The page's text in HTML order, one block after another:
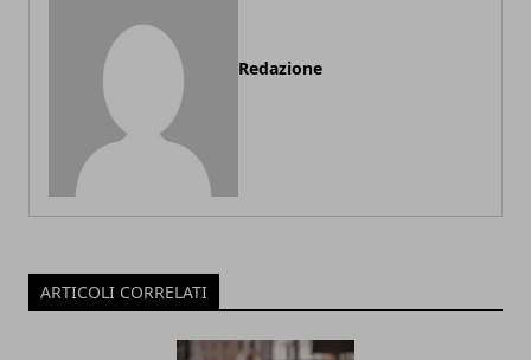
Redazione
ARTICOLI CORRELATI